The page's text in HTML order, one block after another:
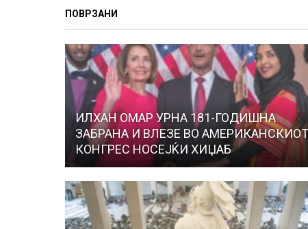
ПОВРЗАНИ
ИЛХАН ОМАР УРНА 181-ГОДИШНА
ЗАБРАНА И ВЛЕЗЕ ВО АМЕРИКАНСКИОТ
КОНГРЕС НОСЕЈЌИ ХИЏАБ